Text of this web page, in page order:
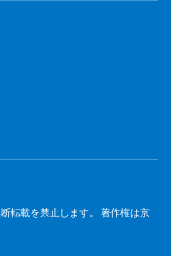
転載を禁止します。 著作権は京